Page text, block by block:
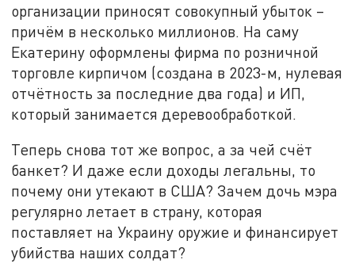
организации приносят совокупный убыток –
причём в несколько миллионов. На саму
Екатерину оформлены фирма по розничной
торговле кирпичом (создана в 2023-м, нулевая
отчётность за последние два года) и ИП,
который занимается деревообработкой.
Теперь снова тот же вопрос, а за чей счёт
банкет? И даже если доходы легальны, то
почему они утекают в США? Зачем дочь мэра
регулярно летает в страну, которая
поставляет на Украину оружие и финансирует
убийства наших солдат?